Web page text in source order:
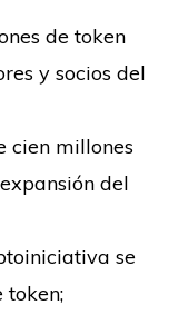
de token
y socios del
cien millones
del
se
token;